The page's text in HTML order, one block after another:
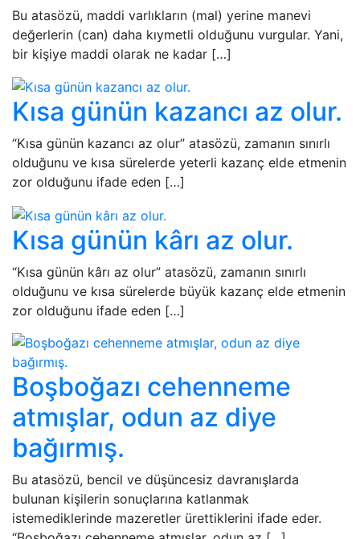
Bu atasözü, maddi varlıkların (mal) yerine manevi
değerlerin (can) daha kıymetli olduğunu vurgular. Yani,
bir kişiye maddi olarak ne kadar […]
Kısa günün kazancı az olur.
“Kısa günün kazancı az olur” atasözü, zamanın sınırlı
olduğunu ve kısa sürelerde yeterli kazanç elde etmenin
zor olduğunu ifade eden […]
Kısa günün kârı az olur.
“Kısa günün kârı az olur” atasözü, zamanın sınırlı
olduğunu ve kısa sürelerde büyük kazanç elde etmenin
zor olduğunu ifade eden […]
Boşboğazı cehenneme
atmışlar, odun az diye
bağırmış.
Bu atasözü, bencil ve düşüncesiz davranışlarda
bulunan kişilerin sonuçlarına katlanmak
istemediklerinde mazeretler ürettiklerini ifade eder.